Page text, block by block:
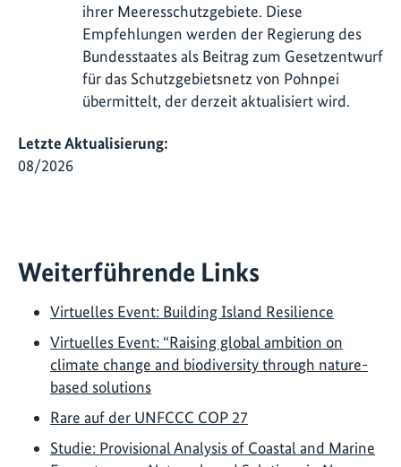
ihrer Meeresschutzgebiete. Diese
Empfehlungen werden der Regierung des
Bundesstaates als Beitrag zum Gesetzentwurf
für das Schutzgebietsnetz von Pohnpei
übermittelt, der derzeit aktualisiert wird.
Letzte Aktualisierung:
08/2026
Weiterführende Links
Virtuelles Event: Building Island Resilience
Virtuelles Event: “Raising global ambition on
climate change and biodiversity through nature-
based solutions
Rare auf der UNFCCC COP 27
Studie: Provisional Analysis of Coastal and Marine